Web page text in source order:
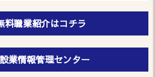
料職業紹介はコチラ
業情報管理センター